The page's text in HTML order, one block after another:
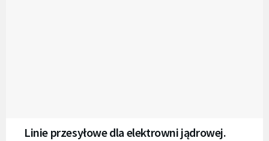
Linie przesyłowe dla elektrowni jądrowej.